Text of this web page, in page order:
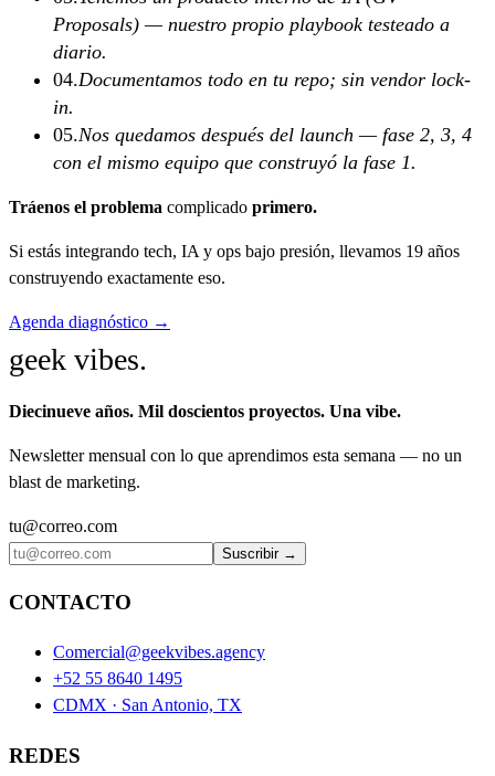
Proposals) — nuestro propio playbook testeado a
diario.
04.Documentamos todo en tu repo; sin vendor lock-
in.
05.Nos quedamos después del launch — fase 2, 3, 4
con el mismo equipo que construyó la fase 1.
Tráenos el problema complicado primero.
Si estás integrando tech, IA y ops bajo presión, llevamos 19 años
construyendo exactamente eso.
Agenda diagnóstico →
geek vibes.
Diecinueve años. Mil doscientos proyectos. Una vibe.
Newsletter mensual con lo que aprendimos esta semana — no un
blast de marketing.
tu@correo.com
Suscribir →
CONTACTO
Comercial@geekvibes.agency
+52 55 8640 1495
CDMX · San Antonio, TX
REDES